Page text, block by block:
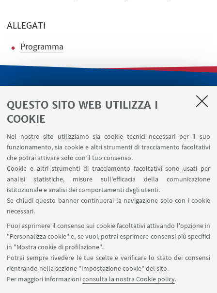
QUESTO SITO WEB UTILIZZA I
COOKIE
Nel nostro sito utilizziamo sia cookie tecnici necessari per il suo
funzionamento, sia cookie e altri strumenti di tracciamento facoltativi
che potrai attivare solo con il tuo consenso.
Cookie e altri strumenti di tracciamento facoltativi sono usati per
analisi statistiche, misure sull'efficacia della comunicazione
istituzionale e analisi dei comportamenti degli utenti.
Se chiudi questo banner continuerai la navigazione solo con i cookie
necessari.
Puoi esprimere il consenso sui cookie facoltativi attivando l'opzione in
"Personalizza cookie" e, se vuoi, potrai esprimere consensi più specifici
in "Mostra cookie di profilazione".
Potrai sempre rivedere le tue scelte e verificare lo stato dei consensi
rientrando nella sezione "Impostazione cookie" del sito.
Per maggiori informazioniconsulta la nostra Cookie policy.
ALLEGATI
Programma
Segnala un evento
Contatti
SEGUI IL DIPARTIMENTO SU:
SEGUI UNIBO SU:
APP: